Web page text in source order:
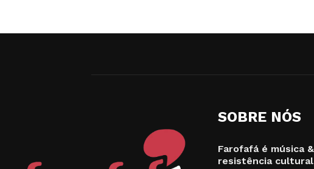
SOBRE NÓS
Farofafá é música
resistência